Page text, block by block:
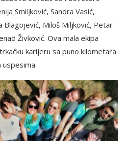
Smiljković, Sandra Vasić,
Blagojević, Miloš Miljković, Petar
Živković. Ova mala ekipa
karijeru sa puno kilometara